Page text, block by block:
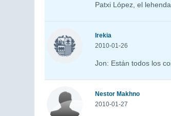
Patxi López, el
Irekia
2010-01-26
Jon: Están todos los
Nestor Makhno
2010-01-27